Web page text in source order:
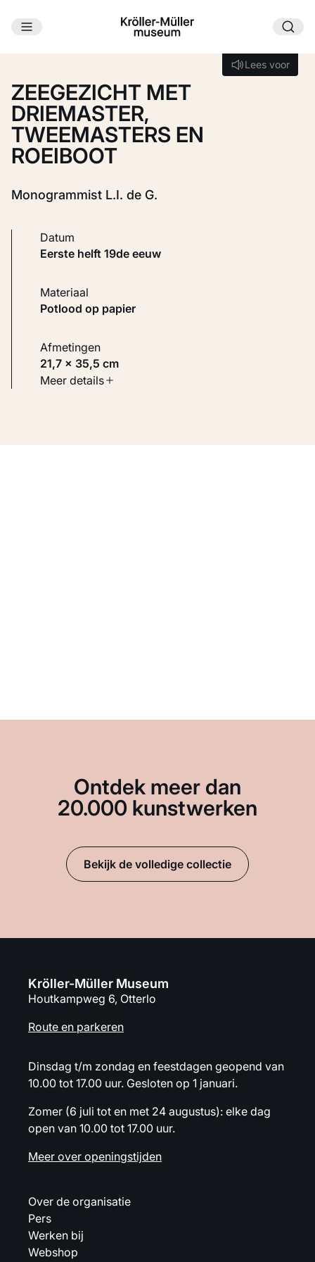
Ga naar hoofdinhoud
Lees voor
Lees voor
ZEEGEZICHT MET
DRIEMASTER,
TWEEMASTERS EN
ROEIBOOT
Monogrammist L.I. de G.
Datum
eerste helft 19de eeuw
Materiaal
Potlood op papier
Afmetingen
21,7 × 35,5 cm
Soort werk
Meer details
Ontdek meer dan
20.000 kunstwerken
Bekijk de volledige collectie
Kröller-Müller Museum
Houtkampweg 6, Otterlo
Route en parkeren
Dinsdag t/m zondag en feestdagen geopend van
10.00 tot 17.00 uur. Gesloten op 1 januari.
Zomer (6 juli tot en met 24 augustus): elke dag
open van 10.00 tot 17.00 uur.
Meer over openingstijden
Over de organisatie
Pers
Werken bij
Webshop